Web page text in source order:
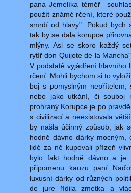
pana Jemelíka téměř
použít známé rčení, které
smrdí od hlavy". Pokud bych
tak by se dala korupce
mlýny. Asi se skoro každý
rytíř don Quijote de la
V podstatě vyjádření hlavního
rčení. Mohli bychom si to
boj s pomyslným nepřítelem,
nebo jako utkání, či souboj
prohraný.Korupce je po
s civilizací a neexistovala
by našla účinný způsob, jak
hodně dávno dárky
lidé za ně kupovali přízeň
bylo fakt hodně dávno a je
připomenu kauzu paní
luxusní dárky od různých
de jure řídila zmetka a